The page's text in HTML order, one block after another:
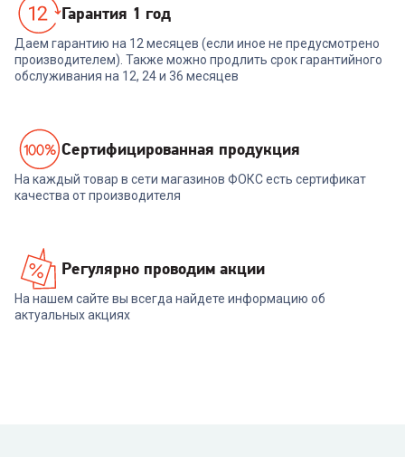
Гарантия 1 год
Даем гарантию на 12 месяцев (если иное не предусмотрено
производителем). Также можно продлить срок гарантийного
обслуживания на 12, 24 и 36 месяцев
Cертифицированная продукция
На каждый товар в сети магазинов ФОКС есть сертификат
качества от производителя
Регулярно проводим акции
На нашем сайте вы всегда найдете информацию об
актуальных акциях